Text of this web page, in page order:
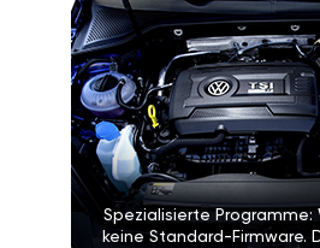
Spezialisierte Programme:
keine Standard-Firmware.